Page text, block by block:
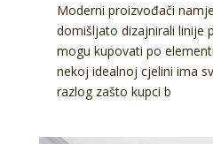
Moderni proizvođači
domišljato dizajnirali linije
mogu kupovati po
nekoj idealnoj cjelini ima
razlog zašto kupci b